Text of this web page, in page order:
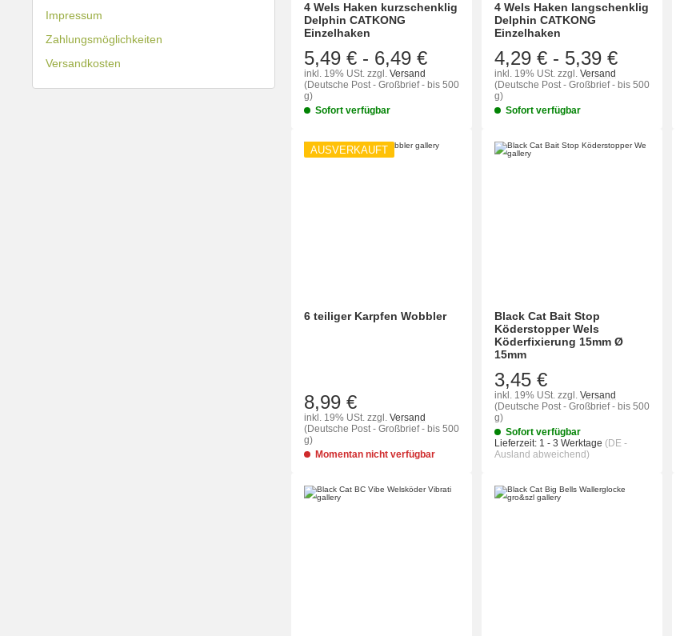
4 Wels Haken kurzschenklig
Delphin CATKONG
Einzelhaken
5,49 € - 6,49 €
inkl. 19% USt. zzgl. Versand
(Deutsche Post - Großbrief - bis 500
g)
Sofort verfügbar
4 Wels Haken langschenklig
Delphin CATKONG
Einzelhaken
4,29 € - 5,39 €
inkl. 19% USt. zzgl. Versand
(Deutsche Post - Großbrief - bis 500
g)
Sofort verfügbar
AUSVERKAUFT
6 teiliger Karpfen Wobbler
8,99 €
inkl. 19% USt. zzgl. Versand
(Deutsche Post - Großbrief - bis 500
g)
Momentan nicht verfügbar
Black Cat Bait Stop
Köderstopper Wels
Köderfixierung 15mm Ø
15mm
3,45 €
inkl. 19% USt. zzgl. Versand
(Deutsche Post - Großbrief - bis 500
g)
Sofort verfügbar
Lieferzeit: 1 - 3 Werktage (DE -
Ausland abweichend)
Impressum
Zahlungsmöglichkeiten
Versandkosten